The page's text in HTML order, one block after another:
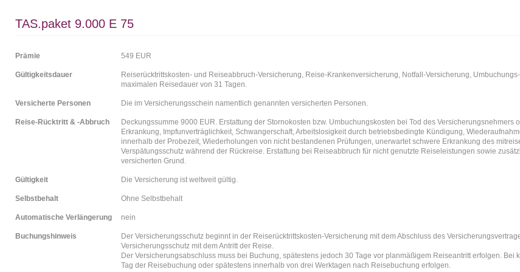
TAS.paket 9.000 E 75
Prämie 549 EUR
Gültigkeitsdauer
Reiserücktrittskosten- und Reiseabbruch-Versicherung, Reise-Krankenversicherung, Notfall-Versicherung,
maximalen Reisedauer von 31 Tagen.
Versicherte Personen Die im Versicherungsschein namentlich genannten versicherten Personen.
Reise-Rücktritt & -Abbruch
Deckungssumme 9000 EUR. Erstattung der Stornokosten bzw. Umbuchungskosten bei Tod des
Erkrankung, Impfunverträglichkeit, Schwangerschaft, Arbeitslosigkeit durch betriebsbedingte Kündigung,
innerhalb der Probezeit, Wiederholungen von nicht bestandenen Prüfungen, unerwartet schwere Erkrankung des
Verspätungsschutz während der Rückreise. Erstattung bei Reiseabbruch für nicht genutzte Reiseleistungen sowie
versicherten Grund.
Gültigkeit Die Versicherung ist weltweit gültig.
Selbstbehalt Ohne Selbstbehalt
Automatische Verlängerung nein
Buchungshinweis
Der Versicherungsschutz beginnt in der Reiserücktrittskosten-Versicherung mit dem Abschluss des
Versicherungsschutz mit dem Antritt der Reise.
Der Versicherungsabschluss muss bei Buchung, spätestens jedoch 30 Tage vor planmäßigem Reiseantritt erfolgen.
Tag der Reisebuchung oder spätestens innerhalb von drei Werktagen nach Reisebuchung erfolgen.